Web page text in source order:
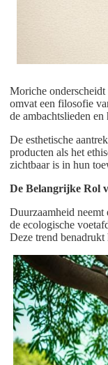
Moriche
omvat een filosofie
de ambachtslieden
De esthetische
producten als het
zichtbaar is in hun
De Belangrijke Rol
Duurzaamheid neemt
de ecologische
Deze trend